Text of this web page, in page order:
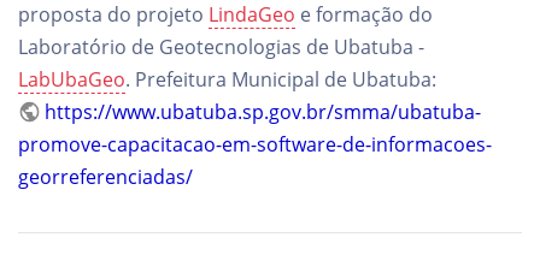
proposta do projeto LindaGeo e formação do
Laboratório de Geotecnologias de Ubatuba -
LabUbaGeo. Prefeitura Municipal de Ubatuba:
https://www.ubatuba.sp.gov.br/smma/ubatuba-
promove-capacitacao-em-software-de-informacoes-
georreferenciadas/